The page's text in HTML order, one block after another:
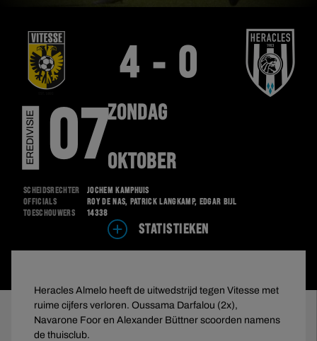
EREDIVISIE 07ZONDAG
OKTOBER
4 - 0
Scheidsrechter
Jochem Kamphuis
Officials
Roy de Nas, Patrick Langkamp, Edgar Bijl
Toeschouwers
14338
STATISTIEKEN
Heracles Almelo heeft de uitwedstrijd tegen Vitesse met
ruime cijfers verloren. Oussama Darfalou (2x),
Navarone Foor en Alexander Büttner scoorden namens
de thuisclub.